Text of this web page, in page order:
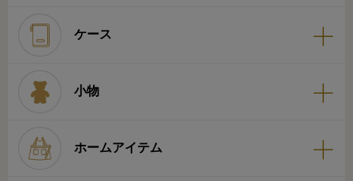
ケース
小物
ホームアイテム